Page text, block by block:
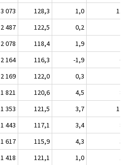
3 073 128,3 1,0
11,0
2 487 122,5 0,2
2 078 118,4 1,9
2 164 116,3 -1,9
6,0
2 169 122,0 0,3
1 821 120,6 4,5
8,1
1 353 121,5 3,7
12,6
1 443 117,1 3,4
8,7
1 617 115,9 4,3
3,1
1 418 121,1 1,0 1,9